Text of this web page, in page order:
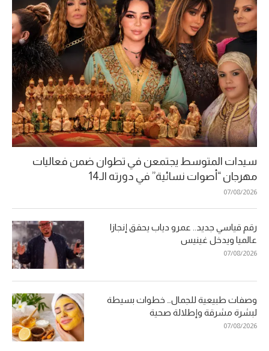
سيدات المتوسط يجتمعن في تطوان ضمن فعاليات
مهرجان “أصوات نسائية” في دورته الـ14
07/08/2026
رقم قياسي جديد.. عمرو دياب يحقق إنجازا
عالميا ويدخل غينيس
07/08/2026
وصفات طبيعية للجمال… خطوات بسيطة
لبشرة مشرقة وإطلالة صحية
07/08/2026